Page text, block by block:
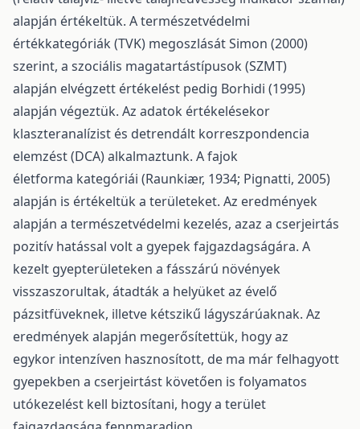
alapján értékeltük. A természetvédelmi
értékkategóriák (TVK) megoszlását Simon (2000)
szerint, a szociális magatartástípusok (SZMT)
alapján elvégzett értékelést pedig Borhidi (1995)
alapján végeztük. Az adatok értékelésekor
klaszteranalízist és detrendált korreszpondencia
elemzést (DCA) alkalmaztunk. A fajok
életforma kategóriái (Raunkiær, 1934; Pignatti, 2005)
alapján is értékeltük a területeket. Az eredmények
alapján a természetvédelmi kezelés, azaz a cserjeirtás
pozitív hatással volt a gyepek fajgazdagságára. A
kezelt gyepterületeken a fásszárú növények
visszaszorultak, átadták a helyüket az évelő
pázsitfüveknek, illetve kétszikű lágyszárúaknak. Az
eredmények alapján megerősítettük, hogy az
egykor intenzíven hasznosított, de ma már felhagyott
gyepekben a cserjeirtást követően is folyamatos
utókezelést kell biztosítani, hogy a terület